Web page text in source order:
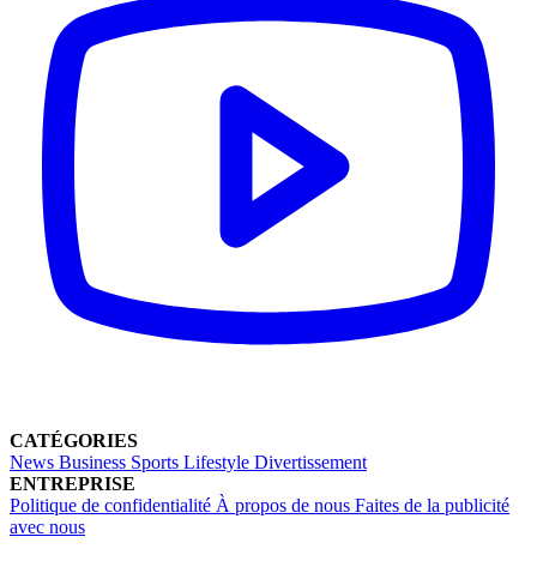
CATÉGORIES
News Business Sports Lifestyle Divertissement
ENTREPRISE
Politique de confidentialité À propos de nous Faites de la publicité
avec nous